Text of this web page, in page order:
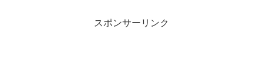
スポンサーリンク